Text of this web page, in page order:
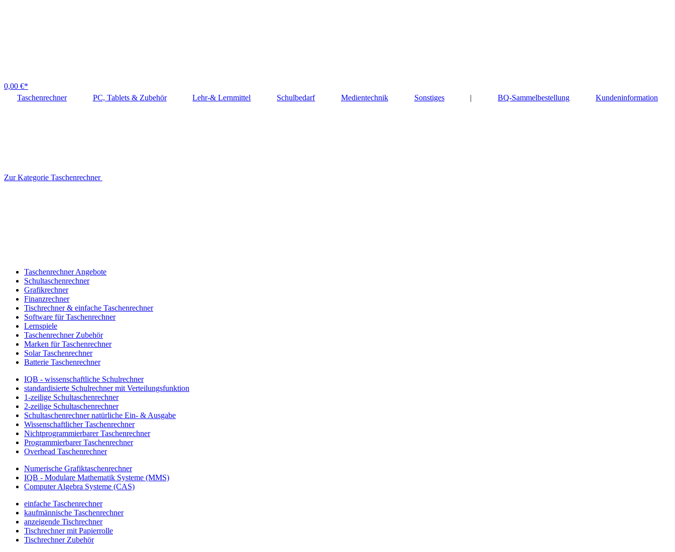
0,00 €*
Taschenrechner
PC, Tablets & Zubehör Lehr-& Lernmittel Schulbedarf Medientechnik Sonstiges | BQ-Sammelbestellung Kundeninformation
Zur Kategorie Taschenrechner
Taschenrechner Angebote
Schultaschenrechner
Grafikrechner
Finanzrechner
Tischrechner & einfache Taschenrechner
Software für Taschenrechner
Lernspiele
Taschenrechner Zubehör
Marken für Taschenrechner
Solar Taschenrechner
Batterie Taschenrechner
IQB - wissenschaftliche Schulrechner
standardisierte Schulrechner mit Verteilungsfunktion
1-zeilige Schultaschenrechner
2-zeilige Schultaschenrechner
Schultaschenrechner natürliche Ein- & Ausgabe
Wissenschaftlicher Taschenrechner
Nichtprogrammierbarer Taschenrechner
Programmierbarer Taschenrechner
Overhead Taschenrechner
Numerische Grafiktaschenrechner
IQB - Modulare Mathematik Systeme (MMS)
Computer Algebra Systeme (CAS)
einfache Taschenrechner
kaufmännische Taschenrechner
anzeigende Tischrechner
Tischrechner mit Papierrolle
Tischrechner Zubehör